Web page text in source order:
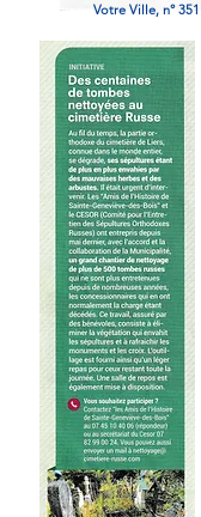
Votre Ville, n°